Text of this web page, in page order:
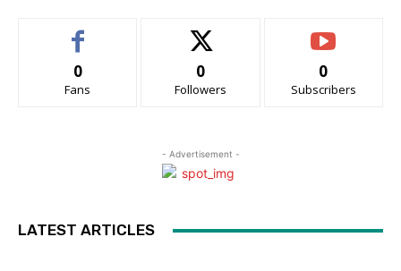
0
Fans
0
Followers
0
Subscribers
- Advertisement -
LATEST ARTICLES